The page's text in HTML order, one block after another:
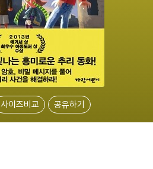
사이즈비교 공유하기